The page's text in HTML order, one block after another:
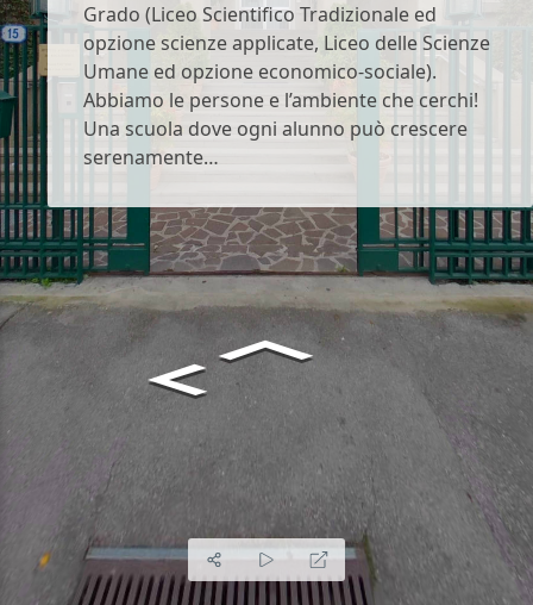
Grado (Liceo Scientifico Tradizionale ed
opzione scienze applicate, Liceo delle Scienze
Umane ed opzione economico-sociale).
Abbiamo le persone e l’ambiente che cerchi!
Una scuola dove ogni alunno può crescere
serenamente…